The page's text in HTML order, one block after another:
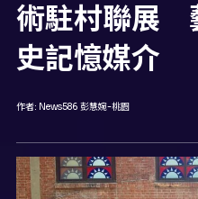
術駐村聯展
史記憶媒介
作者: News586 彭慧婉-桃園